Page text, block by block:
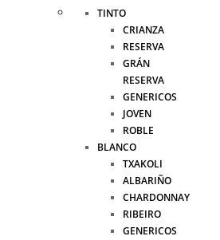
TINTO
CRIANZA
RESERVA
GRÁN
RESERVA
GENERICOS
JOVEN
ROBLE
BLANCO
TXAKOLI
ALBARIÑO
CHARDONNAY
RIBEIRO
GENERICOS